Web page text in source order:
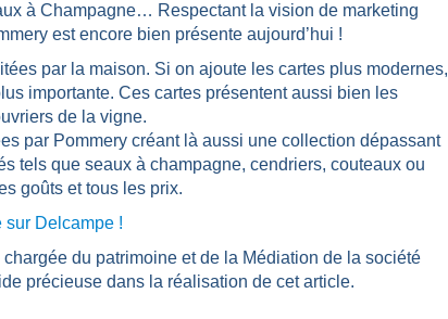
à Champagne… Respectant la vision de marketing
est encore bien présente aujourd’hui !
par la maison. Si on ajoute les cartes plus modernes,
importante. Ces cartes présentent aussi bien les
de la vigne.
par Pommery créant là aussi une collection dépassant
tels que seaux à champagne, cendriers, couteaux ou
goûts et tous les prix.
sur Delcampe !
du patrimoine et de la Médiation de la société
précieuse dans la réalisation de cet article.